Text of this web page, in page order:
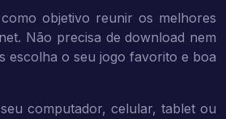
objetivo reunir os melhores
Não precisa de download nem
escolha o seu jogo favorito e boa
computador, celular, tablet ou